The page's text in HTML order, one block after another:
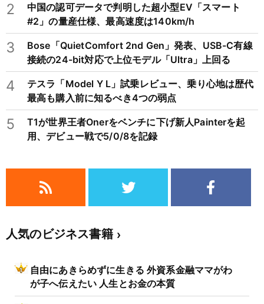
2
中国の認可データで判明した超小型EV「スマート
#2」の量産仕様、最高速度は140km/h
3
Bose「QuietComfort 2nd Gen」発表、USB-C有線
接続の24-bit対応で上位モデル「Ultra」上回る
4
テスラ「Model Y L」試乗レビュー、乗り心地は歴代
最高も購入前に知るべき4つの弱点
5
T1が世界王者Onerをベンチに下げ新人Painterを起
用、デビュー戦で5/0/8を記録
人気のビジネス書籍
自由にあきらめずに生きる 外資系金融ママがわ
が子へ伝えたい 人生とお金の本質